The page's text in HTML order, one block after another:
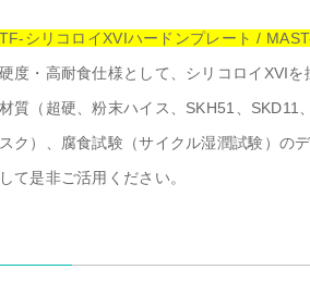
TF-シリコロイXVIハードンプレート /
度・高耐食仕様として、シリコロイXVIを
質（超硬、粉末ハイス、SKH51、
ク）、腐食試験（サイクル湿潤試験）の
て是非ご活⽤ください。